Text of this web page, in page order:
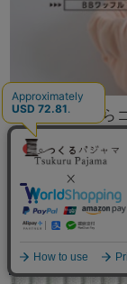
メニュー
ゴム取替口から
ができます。
就寝中は締め付
い感触のものが
ワッフル®ゴム